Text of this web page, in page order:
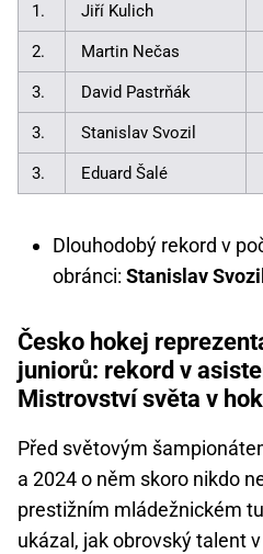
1. Jiří Kulich
2. Martin Nečas
3. David Pastrňák
3. Stanislav Svozil
3. Eduard Šalé
Dlouhodobý rekord v
obránci: Stanislav Svozil
Česko hokej
juniorů: rekord v
Mistrovství světa v
Před světovým
a 2024 o něm skoro nikdo
prestižním mládežnickém
ukázal, jak obrovský talent